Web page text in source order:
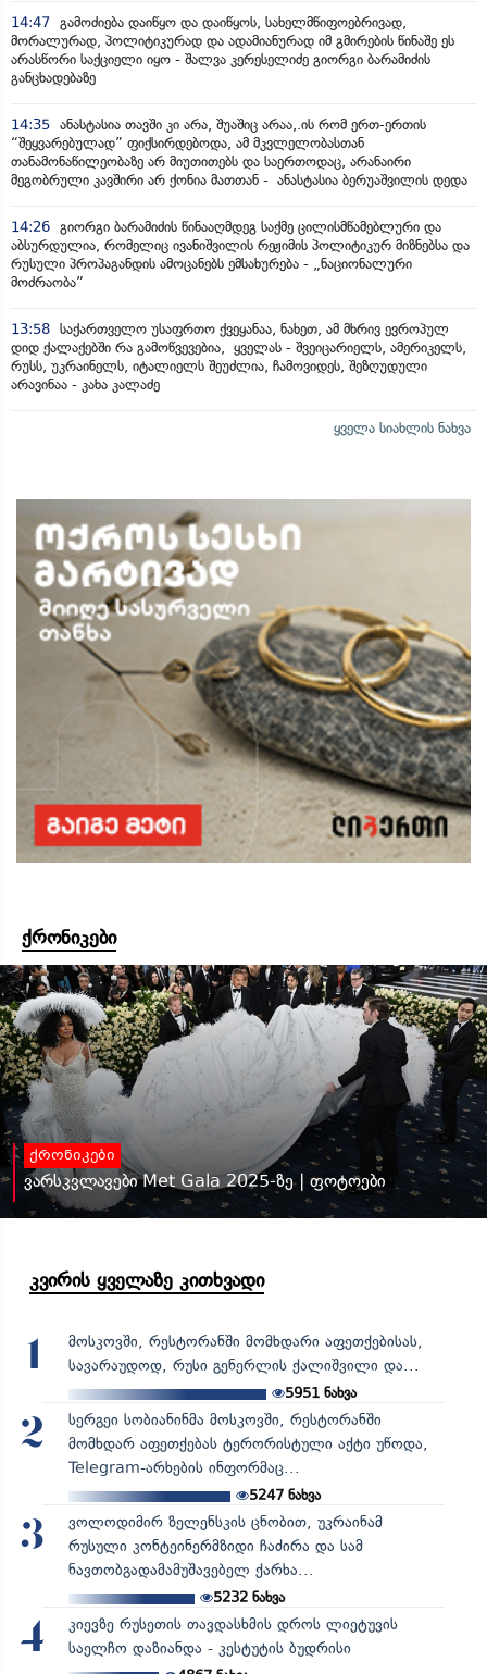
14:47 გამოძიება დაიწყო და დაიწყოს, სახელმწიფოებრივად,
მორალურად, პოლიტიკურად და ადამიანურად იმ გმირების წინაშე ეს
არასწორი საქციელი იყო - შალვა კერესელიძე გიორგი ბარამიძის
განცხადებაზე
14:35 ანასტასია თავში კი არა, შუაშიც არაა,.ის რომ ერთ-ერთის
“შეყვარებულად” ფიქსირდებოდა, ამ მკვლელობასთან
თანამონაწილეობაზე არ მიუთითებს და საერთოდაც, არანაირი
მეგობრული კავშირი არ ქონია მათთან - ანასტასია ბერუაშვილის დედა
14:26 გიორგი ბარამიძის წინააღმდეგ საქმე ცილისმწამებლური და
აბსურდულია, რომელიც ივანიშვილის რეჟიმის პოლიტიკურ მიზნებსა და
რუსული პროპაგანდის ამოცანებს ემსახურება - „ნაციონალური
მოძრაობა”
13:58 საქართველო უსაფრთო ქვეყანაა, ნახეთ, ამ მხრივ ევროპულ
დიდ ქალაქებში რა გამოწვევებია, ყველას - შვეიცარიელს, ამერიკელს,
რუსს, უკრაინელს, იტალიელს შეუძლია, ჩამოვიდეს, შეზღუდული
არავინაა - კახა კალაძე
ყველა სიახლის ნახვა
ქრონიკები
ქრონიკები
ვარსკვლავები Met Gala 2025-ზე | ფოტოები
კვირის ყველაზე კითხვადი
1
მოსკოვში, რესტორანში მომხდარი აფეთქებისას,
სავარაუდოდ, რუსი გენერლის ქალიშვილი და...
5951 ნახვა
2
სერგეი სობიანინმა მოსკოვში, რესტორანში
მომხდარ აფეთქებას ტერორისტული აქტი უწოდა,
Telegram-არხების ინფორმაც...
5247ნახვა
3
ვოლოდიმირ ზელენსკის ცნობით, უკრაინამ
რუსული კონტეინერმზიდი ჩაძირა და სამ
ნავთობგადამამუშავებელ ქარხა...
5232ნახვა
4
კიევზე რუსეთის თავდასხმის დროს ლიეტუვის
საელჩო დაზიანდა - კესტუტის ბუდრისი